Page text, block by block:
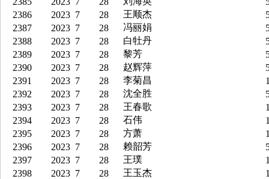
2386
2023 7 28 王顺杰
2387
2023 7 28 冯丽娟
2388
2023 7 28 白牡丹
2389
2023 7 28 黎芳
2390
2023 7 28 赵辉萍
2391
2023 7 28 李菊昌
2392
2023 7 28 沈全胜
2393
2023 7 28 王春歌
2394
2023 7 28 石伟
2395
2023 7 28 方萧
2396
2023 7 28 赖韶芳
2397
2023 7 28 王璞
2398
2023 7 28 王玉杰